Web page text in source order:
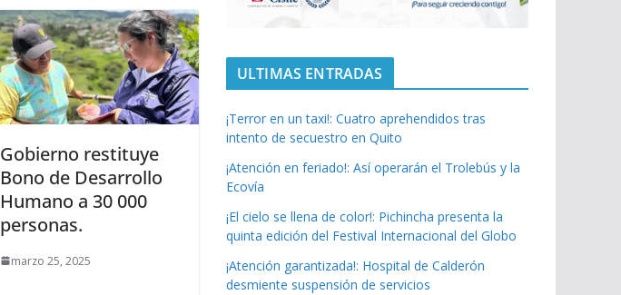
Gobierno restituye
Bono de Desarrollo
Humano a 30 000
personas.
marzo 25, 2025
ULTIMAS ENTRADAS
¡Terror en un taxi!: Cuatro aprehendidos tras
intento de secuestro en Quito
¡Atención en feriado!: Así operarán el Trolebús y la
Ecovía
¡El cielo se llena de color!: Pichincha presenta la
quinta edición del Festival Internacional del Globo
¡Atención garantizada!: Hospital de Calderón
desmiente suspensión de servicios